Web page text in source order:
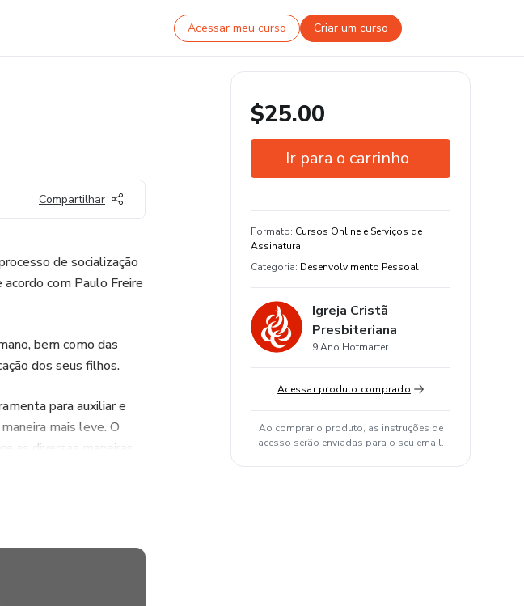
Acessar meu curso Criar um curso
Compartilhar
de socialização
com Paulo Freire
bem como das
dos seus filhos.
para auxiliar e
mais leve. O
as diversas maneiras
outros pais.
$25.00
Ir para o carrinho
Certificado de conclusão
Estude do seu jeito e em qualquer
dispositivo
Formato: Cursos Online e Serviços de
Assinatura
Categoria: Desenvolvimento Pessoal
Igreja Cristã
Presbiteriana
9 Ano Hotmarter
Acessar produto comprado
Ao comprar o produto, as instruções de
acesso serão enviadas para o seu email.